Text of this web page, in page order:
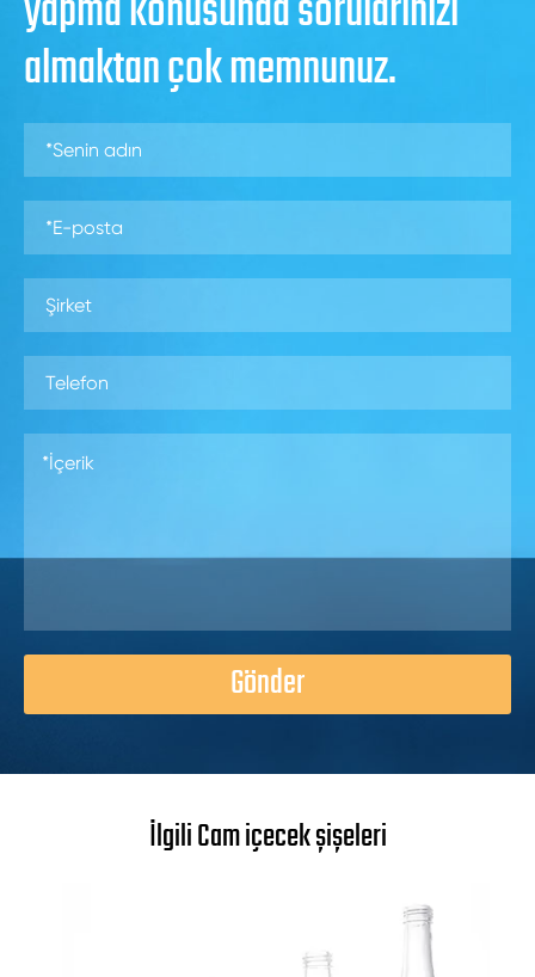
almaktan çok memnunuz.
Gönder
İlgili Cam içecek şişeleri